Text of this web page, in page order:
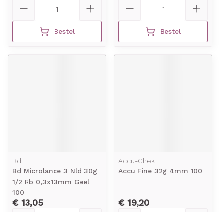
Bestel Bestel
Bd
Bd Microlance 3 Nld 30g
1/2 Rb 0,3x13mm Geel
100
€ 13,05
Accu-Chek
Accu Fine 32g 4mm 100
€ 19,20